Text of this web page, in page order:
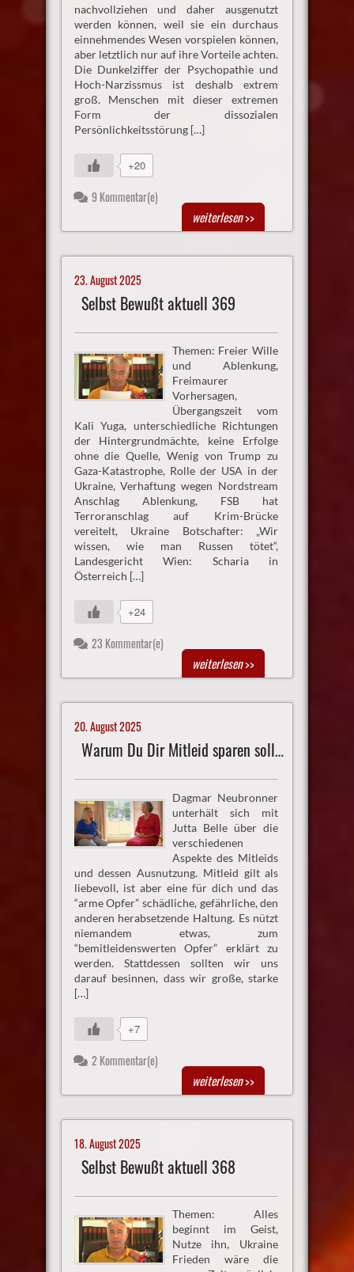
nachvollziehen und daher ausgenutzt
werden können, weil sie ein durchaus
einnehmendes Wesen vorspielen können,
aber letztlich nur auf ihre Vorteile achten.
Die Dunkelziffer der Psychopathie und
Hoch-Narzissmus ist deshalb extrem
groß. Menschen mit dieser extremen
Form der dissozialen
Persönlichkeitsstörung […]
+20
9 Kommentar(e)
weiterlesen>>
23. August 2025
Selbst Bewußt aktuell 369
Themen: Freier Wille
und Ablenkung,
Freimaurer
Vorhersagen,
Übergangszeit vom
Kali Yuga, unterschiedliche Richtungen
der Hintergrundmächte, keine Erfolge
ohne die Quelle, Wenig von Trump zu
Gaza-Katastrophe, Rolle der USA in der
Ukraine, Verhaftung wegen Nordstream
Anschlag Ablenkung, FSB hat
Terroranschlag auf Krim-Brücke
vereitelt, Ukraine Botschafter: „Wir
wissen, wie man Russen tötet“,
Landesgericht Wien: Scharia in
Österreich […]
+24
23 Kommentar(e)
weiterlesen>>
20. August 2025
Warum Du Dir Mitleid sparen solltest
Dagmar Neubronner
unterhält sich mit
Jutta Belle über die
verschiedenen
Aspekte des Mitleids
und dessen Ausnutzung. Mitleid gilt als
liebevoll, ist aber eine für dich und das
“arme Opfer” schädliche, gefährliche, den
anderen herabsetzende Haltung. Es nützt
niemandem etwas, zum
“bemitleidenswerten Opfer” erklärt zu
werden. Stattdessen sollten wir uns
darauf besinnen, dass wir große, starke
[…]
+7
2 Kommentar(e)
weiterlesen>>
18. August 2025
Selbst Bewußt aktuell 368
Themen: Alles
beginnt im Geist,
Nutze ihn, Ukraine
Frieden wäre die